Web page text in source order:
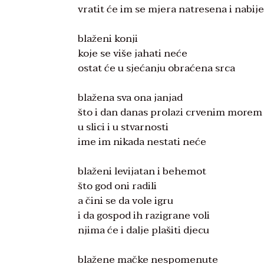
vratit će im se mjera natresena i
blaženi konji
koje se više jahati neće
ostat će u sjećanju obraćena srca
blažena sva ona janjad
što i dan danas prolazi crvenim morem
u slici i u stvarnosti
ime im nikada nestati neće
blaženi levijatan i behemot
što god oni radili
a čini se da vole igru
i da gospod ih razigrane voli
njima će i dalje plašiti djecu
blažene mačke nespomenute